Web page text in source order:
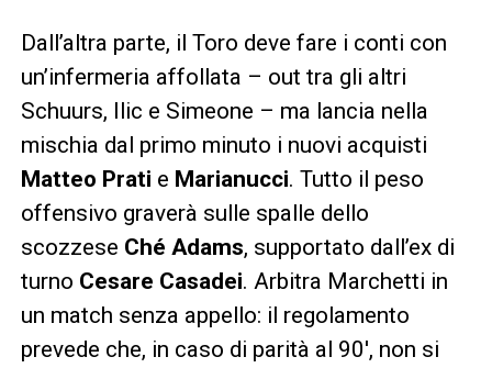
Dall’altra parte, il Toro deve fare i conti con
un’infermeria affollata – out tra gli altri
Schuurs, Ilic e Simeone – ma lancia nella
mischia dal primo minuto i nuovi acquisti
Matteo Prati e Marianucci. Tutto il peso
offensivo graverà sulle spalle dello
scozzese Ché Adams, supportato dall’ex di
turno Cesare Casadei. Arbitra Marchetti in
un match senza appello: il regolamento
prevede che, in caso di parità al 90′, non si